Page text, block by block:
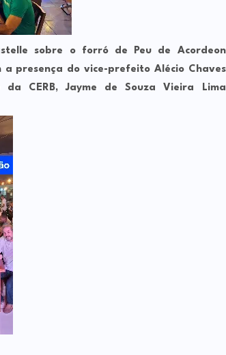
sobre o forró de Peu de Acordeon
a presença do vice-prefeito Alécio Chaves
da CERB, Jayme de Souza Vieira Lima